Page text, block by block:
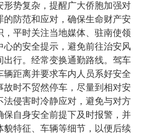
形势复杂，提醒广大侨胞加强对
的防范和应对，确保生命财产安
，平时关注当地媒体、驻南使领
心的安全提示，避免前往治安风
出行。经常变换通勤路线。驾车
辆距离并要求车内人员系好安全
故时不贸然停车，尽量到相对安
法侵害时冷静应对，避免与对方
保自身安全前提下及时报警，并
貌特征、车辆等细节，以便后续